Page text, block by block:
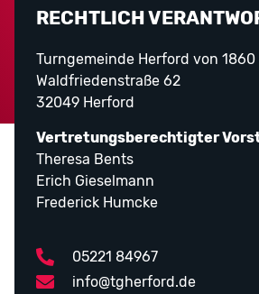
RECHTLICH
Turngemeinde Herford von 1860
Waldfriedenstraße 62
32049 Herford
Vertretungsberechtigter
Theresa Bents
Erich Gieselmann
Frederick Humcke
05221 84967
info@tgherford.de